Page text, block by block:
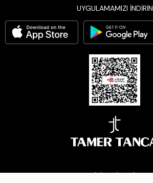
UYGULAMAMIZI İNDİRİN
BİZİ TAKİP EDİN